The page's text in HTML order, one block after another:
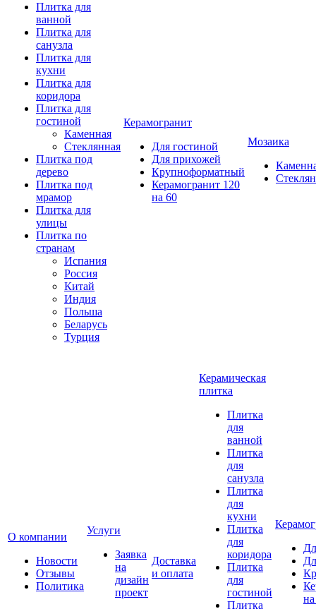
Плитка для
ванной
Плитка для
санузла
Плитка для
кухни
Плитка для
коридора
Плитка для
гостиной
Каменная
Стеклянная
Плитка под
дерево
Плитка под
мрамор
Плитка для
улицы
Плитка по
странам
Испания
Россия
Китай
Индия
Польша
Беларусь
Турция
Керамогранит
Для гостиной
Для прихожей
Крупноформатный
Керамогранит 120
на 60
Мозаика
О компании
Новости
Отзывы
Политика
Услуги
Заявка
на
дизайн
проект
Доставка
и оплата
Керамическая
плитка
Плитка
для
ванной
Плитка
для
санузла
Плитка
для
кухни
Плитка
для
коридора
Плитка
для
гостиной
Плитка